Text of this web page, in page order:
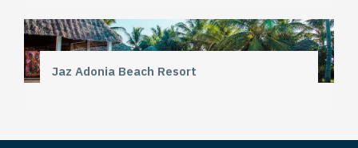
Jaz Adonia Beach Resort